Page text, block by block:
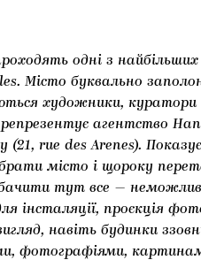
одні з
Місто буквально
художники,
агентство
(21, rue des Arenes).
місто і щороку
тут все —
інсталяції, проєкція
навіть будинки
фотографіями,